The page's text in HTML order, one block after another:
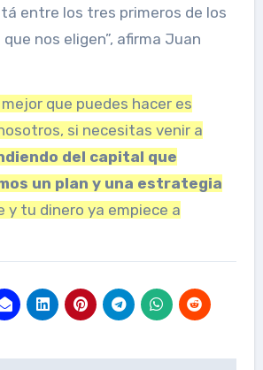
entre los tres primeros de los
nos eligen”, afirma Juan
mejor que puedes hacer es
si necesitas venir a
del capital que
un plan y una estrategia
y tu dinero ya empiece a